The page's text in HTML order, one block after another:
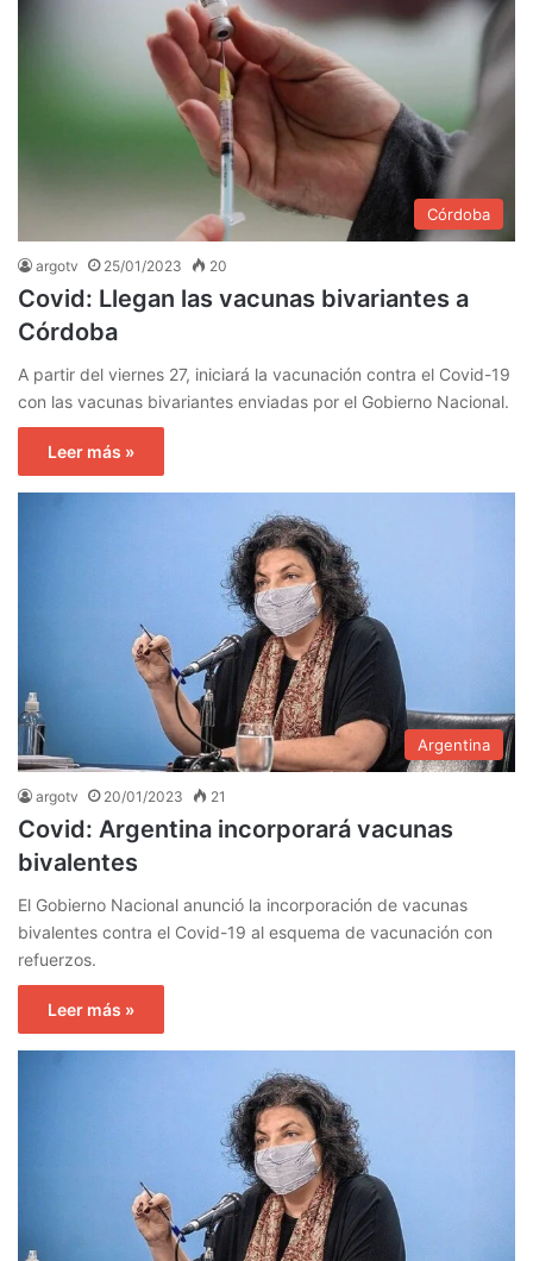
Córdoba
argotv 25/01/2023 20
Covid: Llegan las vacunas bivariantes a
Córdoba
A partir del viernes 27, iniciará la vacunación contra el Covid-19
con las vacunas bivariantes enviadas por el Gobierno Nacional.
Leer más »
Argentina
argotv 20/01/2023 21
Covid: Argentina incorporará vacunas
bivalentes
El Gobierno Nacional anunció la incorporación de vacunas
bivalentes contra el Covid-19 al esquema de vacunación con
refuerzos.
Leer más »